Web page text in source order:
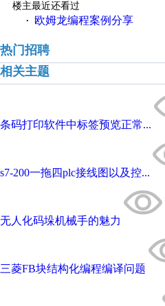
楼主最近还看过
·
欧姆龙编程案例分享
热门招聘
相关主题
条码打印软件中标签预览正常...
s7-200一拖四plc接线图以及控...
无人化码垛机械手的魅力
三菱FB块结构化编程编译问题